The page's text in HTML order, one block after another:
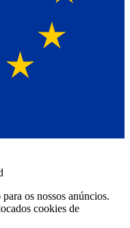
os nossos anúncios.
cookies de